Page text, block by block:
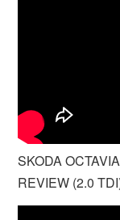
SKODA
REVIEW (2.0